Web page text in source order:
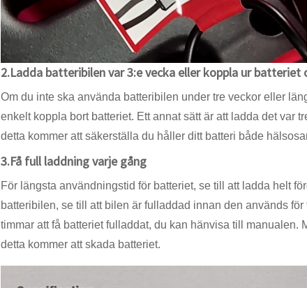
2.Ladda batteribilen var 3:e vecka eller koppla ur
Om du inte ska använda batteribilen under tre veckor eller
enkelt koppla bort batteriet. Ett annat sätt är att ladda det var
detta kommer att säkerställa du håller ditt batteri både
3.Få full laddning varje gång
För längsta användningstid för batteriet, se till att ladda helt
batteribilen, se till att bilen är fulladdad innan den används
timmar att få batteriet fulladdat, du kan hänvisa till manualen.
detta kommer att skada batteriet.